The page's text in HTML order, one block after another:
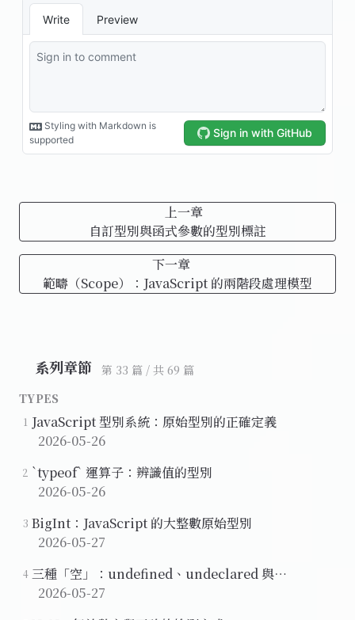
上一章
自訂型別與函式參數的型別標註
下一章
範疇（Scope）：JavaScript 的兩階段處理模型
系列章節 第 33 篇 / 共 69 篇
TYPES
1 JavaScript 型別系統：原始型別的正確定義
2026-05-26
2 `typeof` 運算子：辨識值的型別
2026-05-26
3 BigInt：JavaScript 的大整數原始型別
2026-05-27
4 三種「空」：undefined、undeclared 與
uninitialized
2026-05-27